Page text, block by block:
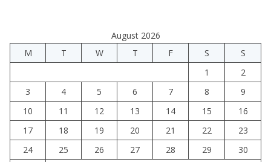
August 2026
M
T W T F S
S
1
2
3
4 5 6 7 8
9
10
11 12 13 14 15
16
17
18 19 20 21 22
23
24
25 26 27 28 29
30